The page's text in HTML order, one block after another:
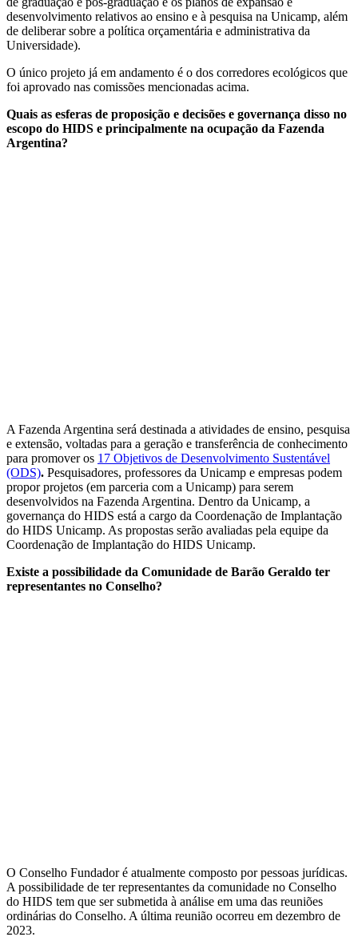
desenvolvimento relativos ao ensino e à pesquisa na Unicamp, além
de deliberar sobre a política orçamentária e administrativa da
Universidade).
O único projeto já em andamento é o dos corredores ecológicos que
foi aprovado nas comissões mencionadas acima.
Quais as esferas de proposição e decisões e governança disso no
escopo do HIDS e principalmente na ocupação da Fazenda
Argentina?
A Fazenda Argentina será destinada a atividades de ensino, pesquisa
e extensão, voltadas para a geração e transferência de conhecimento
para promover os 17 Objetivos de Desenvolvimento Sustentável
(ODS). Pesquisadores, professores da Unicamp e empresas podem
propor projetos (em parceria com a Unicamp) para serem
desenvolvidos na Fazenda Argentina. Dentro da Unicamp, a
governança do HIDS está a cargo da Coordenação de Implantação
do HIDS Unicamp. As propostas serão avaliadas pela equipe da
Coordenação de Implantação do HIDS Unicamp.
Existe a possibilidade da Comunidade de Barão Geraldo ter
representantes no Conselho?
O Conselho Fundador é atualmente composto por pessoas jurídicas.
A possibilidade de ter representantes da comunidade no Conselho
do HIDS tem que ser submetida à análise em uma das reuniões
ordinárias do Conselho. A última reunião ocorreu em dezembro de
2023.